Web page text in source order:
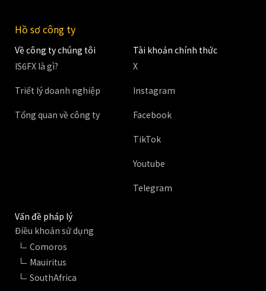
Hồ sơ công ty
Về công ty chúng tôi
IS6FX là gì?
Triết lý doanh nghiệp
Tổng quan về công ty
Tài khoản chính thức
X
Instagram
Facebook
TikTok
Youtube
Telegram
Vấn đề pháp lý
Điều khoản sử dụng
Comoros
Mauiritus
SouthAfrica